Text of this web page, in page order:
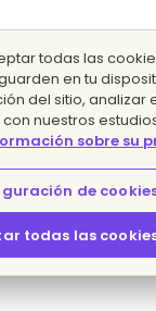
todas las
en tu
del sitio, analizar
nuestros
sobre su
de
todas las